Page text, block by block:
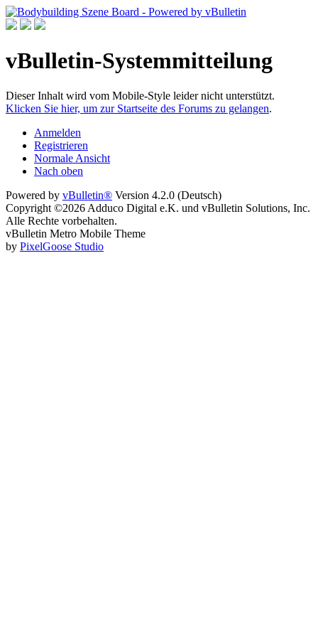
vBulletin-Systemmitteilung
Dieser Inhalt wird vom Mobile-Style leider nicht unterstützt.
Klicken Sie hier, um zur Startseite des Forums zu gelangen.
Anmelden
Registrieren
Normale Ansicht
Nach oben
Powered by vBulletin® Version 4.2.0 (Deutsch)
Copyright ©2026 Adduco Digital e.K. und vBulletin Solutions, Inc.
Alle Rechte vorbehalten.
vBulletin Metro Mobile Theme
by PixelGoose Studio